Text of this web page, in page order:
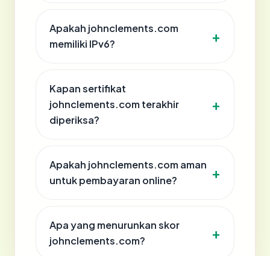
Apakah johnclements.com
memiliki IPv6?
Kapan sertifikat
johnclements.com terakhir
diperiksa?
Apakah johnclements.com aman
untuk pembayaran online?
Apa yang menurunkan skor
johnclements.com?